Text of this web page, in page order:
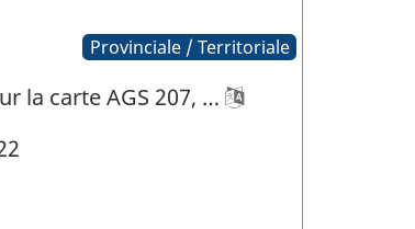
Provinciale / Territoriale
la carte AGS 207, …